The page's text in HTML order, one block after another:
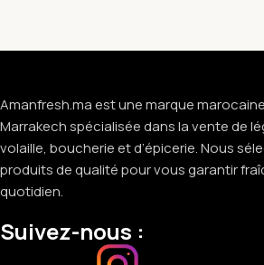
Amanfresh.ma est une marque
Marrakech spécialisée dans la vente de
volaille, boucherie et d’épicerie. Nous
produits de qualité pour vous garantir
quotidien.
Suivez-nous :